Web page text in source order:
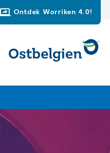
Ontdek Worriken 4.0!